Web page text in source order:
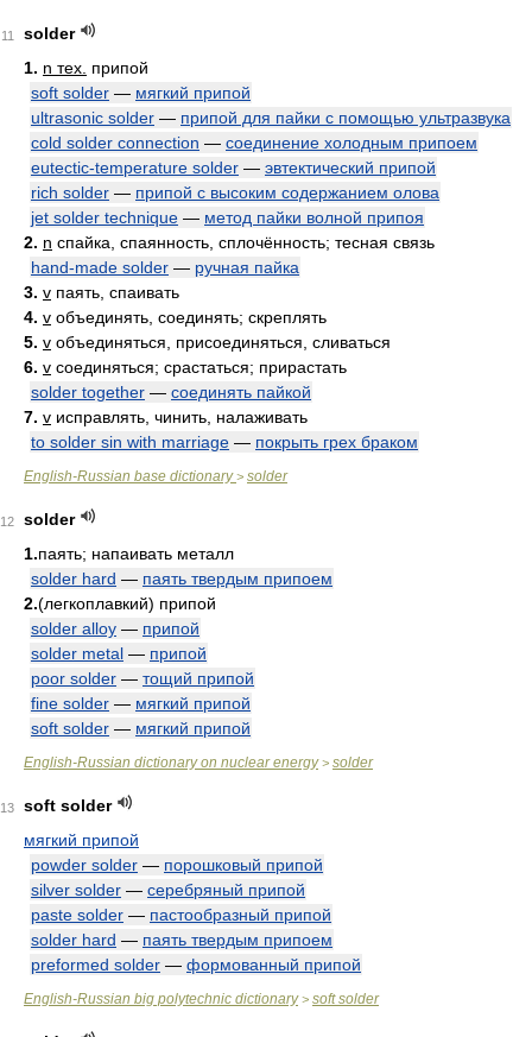
11
solder
1. n тех. припой
soft solder — мягкий припой
ultrasonic solder — припой для пайки с помощью ультразвука
cold solder connection — соединение холодным припоем
eutectic-temperature solder — эвтектический припой
rich solder — припой с высоким содержанием олова
jet solder technique — метод пайки волной припоя
2. n спайка, спаянность, сплочённость; тесная связь
hand-made solder — ручная пайка
3. v паять, спаивать
4. v объединять, соединять; скреплять
5. v объединяться, присоединяться, сливаться
6. v соединяться; срастаться; прирастать
solder together — соединять пайкой
7. v исправлять, чинить, налаживать
to solder sin with marriage — покрыть грех браком
English-Russian base dictionary> solder
12
solder
1.паять; напаивать металл
solder hard — паять твердым припоем
2.(легкоплавкий) припой
solder alloy — припой
solder metal — припой
poor solder — тощий припой
fine solder — мягкий припой
soft solder — мягкий припой
English-Russian dictionary on nuclear energy> solder
13
soft solder
мягкий припой
powder solder — порошковый припой
silver solder — серебряный припой
paste solder — пастообразный припой
solder hard — паять твердым припоем
preformed solder — формованный припой
English-Russian big polytechnic dictionary> soft solder